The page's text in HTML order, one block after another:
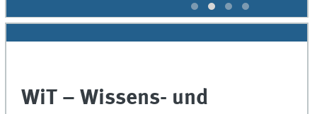
WiT – Wissens- und